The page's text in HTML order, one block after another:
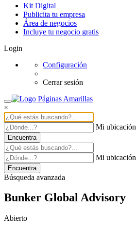
Kit Digital
Publicita tu empresa
Área de negocios
Incluye tu negocio gratis
Login
Configuración
Cerrar sesión
×
Mi ubicación
Encuentra
Mi ubicación
Encuentra
Búsqueda avanzada
Bunker Global Advisory
Abierto